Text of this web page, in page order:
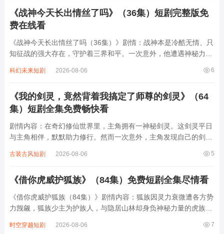
《战神今天长出情丝了吗》（36集）短剧完整版免
费在线看
《战神今天长出情丝了吗（36集）》剧情：战神本是冷酷无情、只
知征战的强大存在，守护着三界和平。一次意外，他遭遇神秘力量
有了情感波动。从最初对情感的懵懂抗拒，到在与女主的相处中，
6
科幻未来短剧 2026-08-06
《我的剑灵，竟然背着我搞定了师尊的剑灵》（64
集）短剧全集免费畅快看
剧情内容：在奇幻修仙世界里，主角拥有一神秘剑灵。这剑灵平日
与主角相伴，默默助力修行。然而一次意外，主角发现自己的剑灵
秘，主角的剑灵凭借独特能力与智慧，在暗中周旋，不仅化解了诸
5
古装古风短剧 2026-08-06
《借你虎威护狐族》（84集）免费短剧全集尽情看
《借你虎威护狐族（84集）》剧情内容：狐族因灵力衰微遭各方势
力觊觎，狐族少主为护族人，与隐居山林却身负神秘力量的虎族战
开尘封往事的心结。在84集的跌宕剧情中，他们携手对抗狼族、蛇
7
时空穿越短剧 2026-08-06